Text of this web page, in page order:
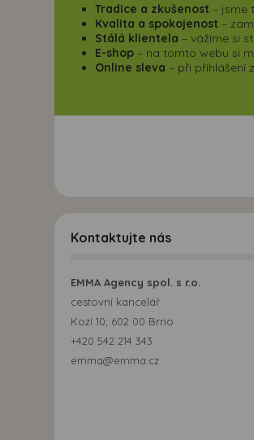
Tradice a zkušenost – jsme
Kvalita a spokojenost –
Stálá klientela – vážíme si
E-shop – na tomto webu si
Online sleva – při přihlášení
Kontaktujte nás
EMMA Agency spol. s r.o.
cestovní kancelář
Kozí 10, 602 00 Brno
+420 542 214 343
emma@emma.cz